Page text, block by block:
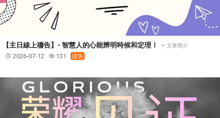
【主日線上禱告】- 智慧人的心能辨明時候和定理！ 文章简介
2026-07-12 131 禱告